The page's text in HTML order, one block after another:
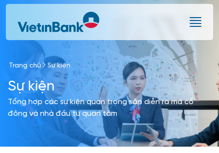
Skip to Main Content
Trang chủ Sự kiện
Sự kiện
Tổng hợp các sự kiện quan trọng sắp diễn ra mà cổ
đông và nhà đầu tư quan tâm